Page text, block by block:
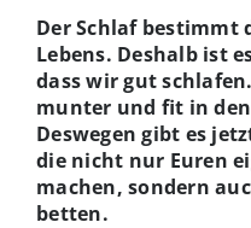
Der Schlaf bestimmt
Lebens. Deshalb ist
dass wir gut
munter und fit in
Deswegen gibt es
die nicht nur Euren
machen, sondern
betten.